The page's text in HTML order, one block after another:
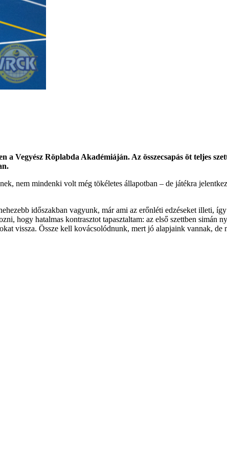
Vegyész Röplabda Akadémiáján. Az összecsapás öt teljes
nem mindenki volt még tökéletes állapotban – de játékra
időszakban vagyunk, már ami az erőnléti edzéseket illeti,
hogy hatalmas kontrasztot tapasztaltam: az első szettben simán
vissza. Össze kell kovácsolódnunk, mert jó alapjaink vannak, de